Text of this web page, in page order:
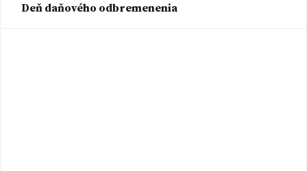
Deň daňového odbremenenia